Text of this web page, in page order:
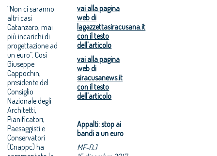
“Non ci saranno
altri casi
Catanzaro, mai
più incarichi di
progettazione ad
un euro”. Così
Giuseppe
Cappochin,
presidente del
Consiglio
Nazionale degli
Architetti,
Pianificatori,
Paesaggisti e
Conservatori
(Cnappc) ha
vai alla pagina
web di
lagazzettasiracusana.it
con il testo
dell'articolo
vai alla pagina
web di
siracusanews.it
con il testo
dell'articolo
Appalti: stop ai
bandi a un euro
MF-DJ